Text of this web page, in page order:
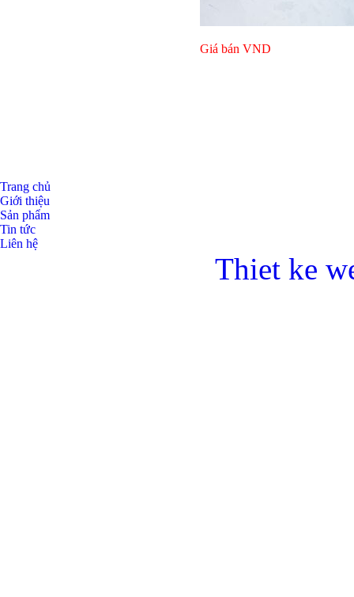
Giá bán VND
Trang chủ
Giới thiệu
Sản phẩm
Tin tức
Liên hệ
Thiet ke